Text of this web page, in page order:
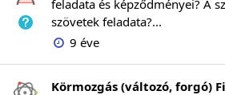
feladata és képződményei? A
szövetek feladata?...
9 éve
Körmozgás (változó, forgó)